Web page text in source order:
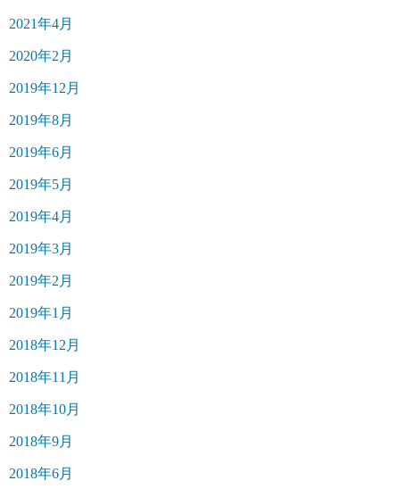
2021年4月
2020年2月
2019年12月
2019年8月
2019年6月
2019年5月
2019年4月
2019年3月
2019年2月
2019年1月
2018年12月
2018年11月
2018年10月
2018年9月
2018年6月